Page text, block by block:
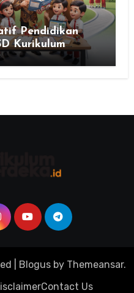
Pendidikan
Kurikulum
Guru
Blogusby Themeansar.
Contact Us